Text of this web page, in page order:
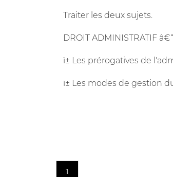
Traiter les deux sujets.
DROIT ADMINISTRATIF
ï± Les prérogatives de
ï± Les modes de gestion
1